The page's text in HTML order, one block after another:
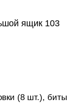
– малая
удобный,